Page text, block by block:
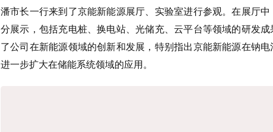
潘市长一行来到了京能新能源展厅、实验室进行参观。在展厅
分展示，包括充电桩、换电站、光储充、云平台等领域的研发
了公司在新能源领域的创新和发展，特别指出京能新能源在钠
进一步扩大在储能系统领域的应用。